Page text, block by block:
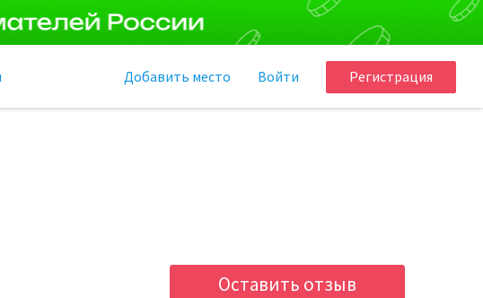
Регистрация
Войти
Добавить место
Оставить отзыв